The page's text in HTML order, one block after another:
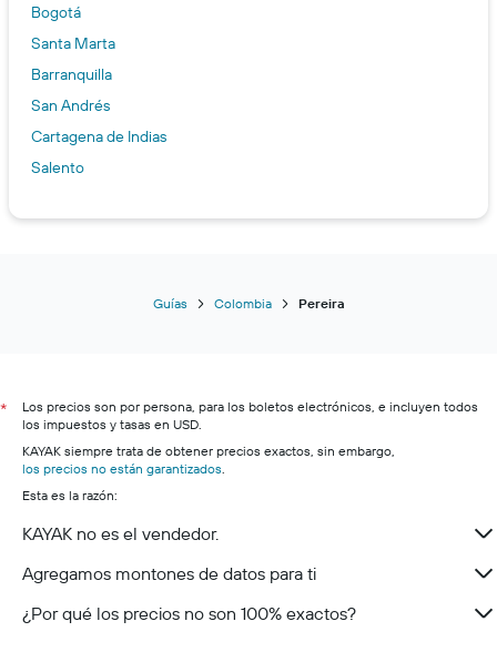
Bogotá
Santa Marta
Barranquilla
San Andrés
Cartagena de Indias
Salento
Guías Colombia Pereira
*
Los precios son por persona, para los boletos electrónicos, e incluyen todos
los impuestos y tasas en USD.
KAYAK siempre trata de obtener precios exactos, sin embargo,
los precios no están garantizados
Esta es la razón:
KAYAK no es el vendedor.
Agregamos montones de datos para ti
¿Por qué los precios no son 100% exactos?